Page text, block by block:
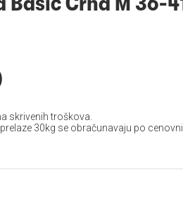
skrivenih troškova.
30kg se obračunavaju po